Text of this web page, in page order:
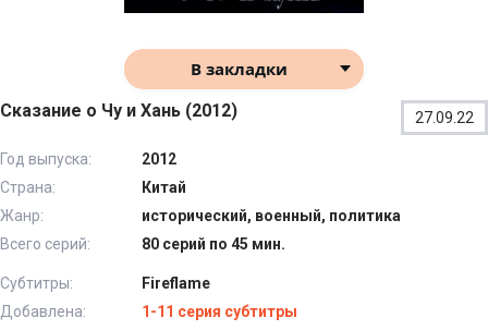
В закладки
Сказание о Чу и Хань (2012) 27.09.22
Год выпуска:
2012
Страна:
Китай
Жанр:
исторический, военный, политика
Всего серий:
80 серий по 45 мин.
Субтитры:
Fireflame
Добавлена:
1-11 серия субтитры